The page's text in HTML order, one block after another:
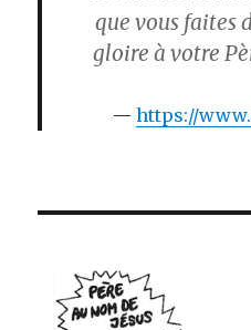
que vous faites
gloire à votre
https://